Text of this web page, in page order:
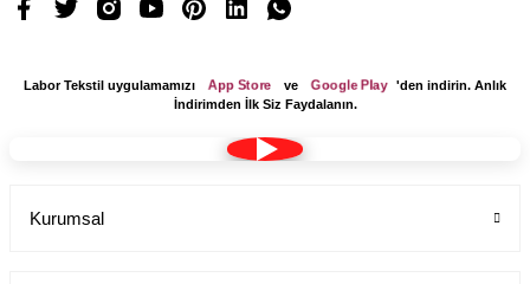
Labor Tekstil uygulamamızı App Store ve Google Play
'den indirin. Anlık
İndirimden İlk Siz Faydalanın.
Kurumsal